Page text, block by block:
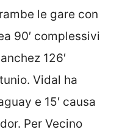
le gare con
90′ complessivi
126′
Vidal ha
e 15′ causa
Per Vecino